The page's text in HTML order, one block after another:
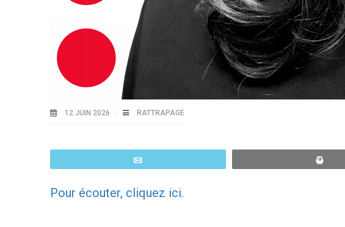
12 JUIN 2026 RATTRAPAGE
Pour écouter, cliquez ici.